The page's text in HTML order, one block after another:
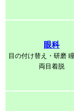
眼科
目の付け替え・研磨
両目着脱